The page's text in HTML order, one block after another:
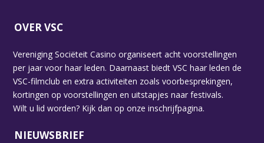
OVER VSC
Vereniging Sociëteit Casino organiseert acht voorstellingen
per jaar voor haar leden. Daarnaast biedt VSC haar leden de
VSC-filmclub en extra activiteiten zoals voorbesprekingen,
kortingen op voorstellingen en uitstapjes naar festivals.
Wilt u lid worden? Kijk dan oponze inschrijfpagina.
NIEUWSBRIEF